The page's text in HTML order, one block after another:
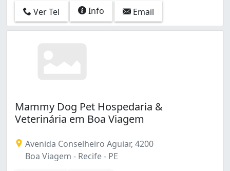
Ver Tel Info Email
Mammy Dog Pet Hospedaria &
Veterinária em Boa Viagem
Avenida Conselheiro Aguiar, 4200
Boa Viagem - Recife - PE